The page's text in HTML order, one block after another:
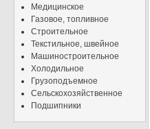
Медицинское
Газовое, топливное
Строительное
Текстильное, швейное
Машиностроительное
Холодильное
Грузоподъемное
Сельскохозяйственное
Подшипники